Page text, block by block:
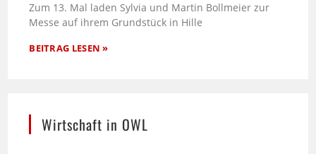
Zum 13. Mal laden Sylvia und Martin Bollmeier zur
Messe auf ihrem Grundstück in Hille
BEITRAG LESEN »
Wirtschaft in OWL